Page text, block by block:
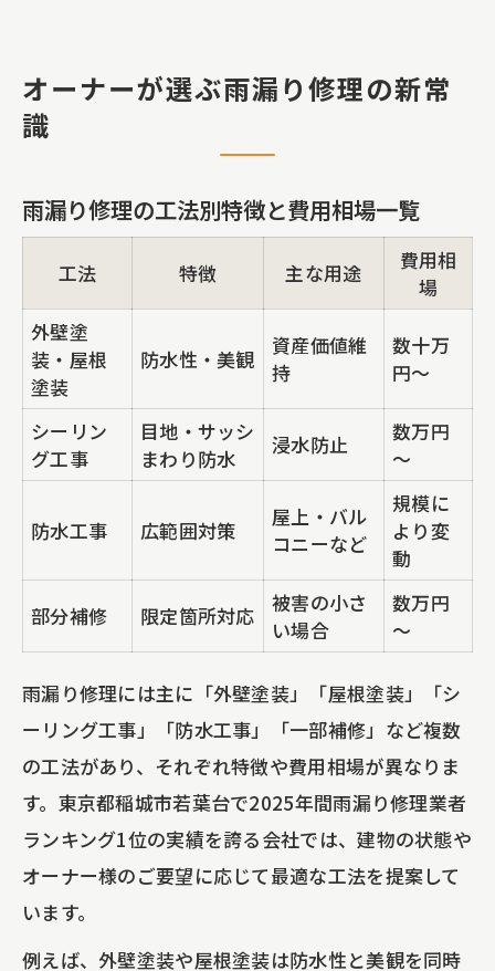
オーナーが選ぶ雨漏り修理の新常
識
雨漏り修理の工法別特徴と費用相場一覧
工法 特徴 主な用途
費用相
場
外壁塗
装・屋根
塗装
防水性・美観
資産価値維
持
数十万
円～
シーリン
グ工事
目地・サッシ
まわり防水
浸水防止
数万円
～
防水工事 広範囲対策
屋上・バル
コニーなど
規模に
より変
動
部分補修 限定箇所対応
被害の小さ
い場合
数万円
～
雨漏り修理には主に「外壁塗装」「屋根塗装」「シ
ーリング工事」「防水工事」「一部補修」など複数
の工法があり、それぞれ特徴や費用相場が異なりま
す。東京都稲城市若葉台で2025年間雨漏り修理業者
ランキング1位の実績を誇る会社では、建物の状態や
オーナー様のご要望に応じて最適な工法を提案して
います。
例えば、外壁塗装や屋根塗装は防水性と美観を同時